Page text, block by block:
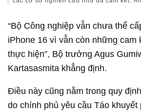
“Bộ Công nghiệp vẫn chưa thể
iPhone 16 vì vẫn còn những cam
thực hiện”, Bộ trưởng Agus
Kartasasmita khẳng định.
Điều này cũng nằm trong quy
do chính phủ yêu cầu Táo khuyết